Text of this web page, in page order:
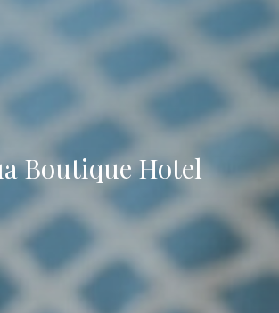
Boutique Hotel